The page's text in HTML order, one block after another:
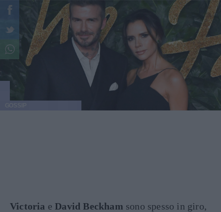
Victoria eDavid Beckham sono spesso in giro,